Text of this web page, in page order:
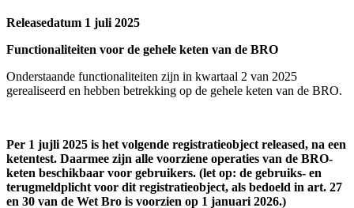
Releasedatum 1 juli 2025
Functionaliteiten voor de gehele keten van de BRO
Onderstaande functionaliteiten zijn in kwartaal 2 van 2025
gerealiseerd en hebben betrekking op de gehele keten van de BRO.
Per 1 jujli 2025 is het volgende registratieobject released, na een
ketentest. Daarmee zijn alle voorziene operaties van de BRO-
keten beschikbaar voor gebruikers. (let op: de gebruiks- en
terugmeldplicht voor dit registratieobject, als bedoeld in art. 27
en 30 van de Wet Bro is voorzien op 1 januari 2026.)